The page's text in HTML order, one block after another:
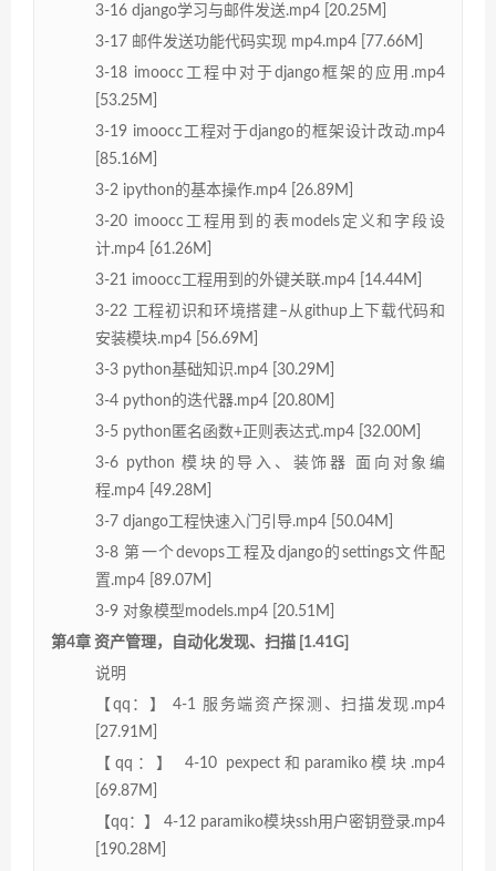
3-16 django学习与邮件发送.mp4 [20.25M]
3-17 邮件发送功能代码实现 mp4.mp4 [77.66M]
3-18 imoocc工程中对于django框架的应用.mp4
[53.25M]
3-19 imoocc工程对于django的框架设计改动.mp4
[85.16M]
3-2 ipython的基本操作.mp4 [26.89M]
3-20 imoocc工程用到的表models定义和字段设
计.mp4 [61.26M]
3-21 imoocc工程用到的外键关联.mp4 [14.44M]
3-22 工程初识和环境搭建–从githup上下载代码和
安装模块.mp4 [56.69M]
3-3 python基础知识.mp4 [30.29M]
3-4 python的迭代器.mp4 [20.80M]
3-5 python匿名函数+正则表达式.mp4 [32.00M]
3-6 python 模块的导入、装饰器 面向对象编
程.mp4 [49.28M]
3-7 django工程快速入门引导.mp4 [50.04M]
3-8 第一个devops工程及django的settings文件配
置.mp4 [89.07M]
3-9 对象模型models.mp4 [20.51M]
第4章 资产管理，自动化发现、扫描 [1.41G]
说明
【qq：】 4-1 服务端资产探测、扫描发现.mp4
[27.91M]
【qq：】 4-10 pexpect和paramiko模块.mp4
[69.87M]
【qq：】 4-12 paramiko模块ssh用户密钥登录.mp4
[190.28M]